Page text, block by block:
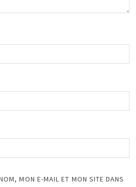
MON E-MAIL ET MON SITE DANS